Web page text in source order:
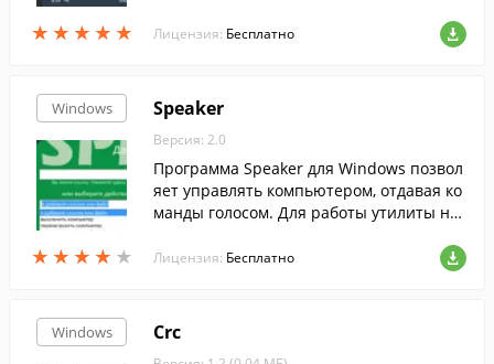
★ ★ ★ ★ ★
★ ★ ★ ★ ★
го охлаждения всех ключевых компонен
Лицензия: Бесплатно
Windows
★ ★ ★ ★ ★
★ ★ ★ ★ ★
Speaker
Версия: 2.0
Программа Speaker для Windows позвол
яет управлять компьютером, отдавая ко
манды голосом. Для работы утилиты не
нтернету.
Лицензия: Бесплатно
Windows Crc